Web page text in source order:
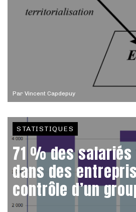
Par Vincent Capdepuy
STATISTIQUES
71 % des
dans des
contrôle d’un